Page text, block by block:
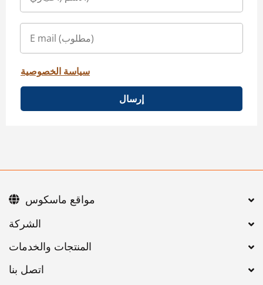
سياسة الخصوصية
إرسال
اتصل بنا
مواقع ماسكوس